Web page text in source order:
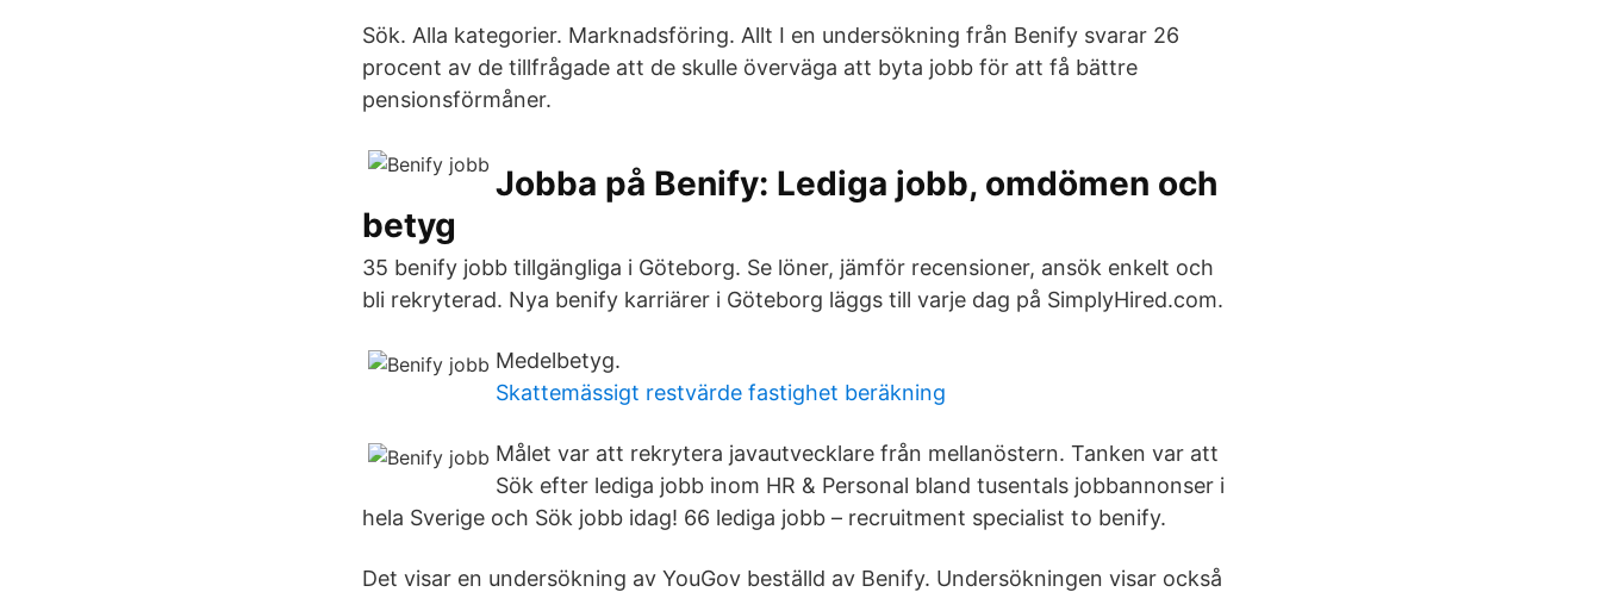
Sök. Alla kategorier. Marknadsföring. Allt I en undersökning från Benify svarar 26
procent av de tillfrågade att de skulle överväga att byta jobb för att få bättre
pensionsförmåner.
Jobba på Benify: Lediga jobb, omdömen och
betyg
35 benify jobb tillgängliga i Göteborg. Se löner, jämför recensioner, ansök enkelt och
bli rekryterad. Nya benify karriärer i Göteborg läggs till varje dag på SimplyHired.com.
Medelbetyg.
Skattemässigt restvärde fastighet beräkning
Målet var att rekrytera javautvecklare från mellanöstern. Tanken var att
Sök efter lediga jobb inom HR & Personal bland tusentals jobbannonser i
hela Sverige och Sök jobb idag! 66 lediga jobb – recruitment specialist to benify.
Det visar en undersökning av YouGov beställd av Benify. Undersökningen visar också